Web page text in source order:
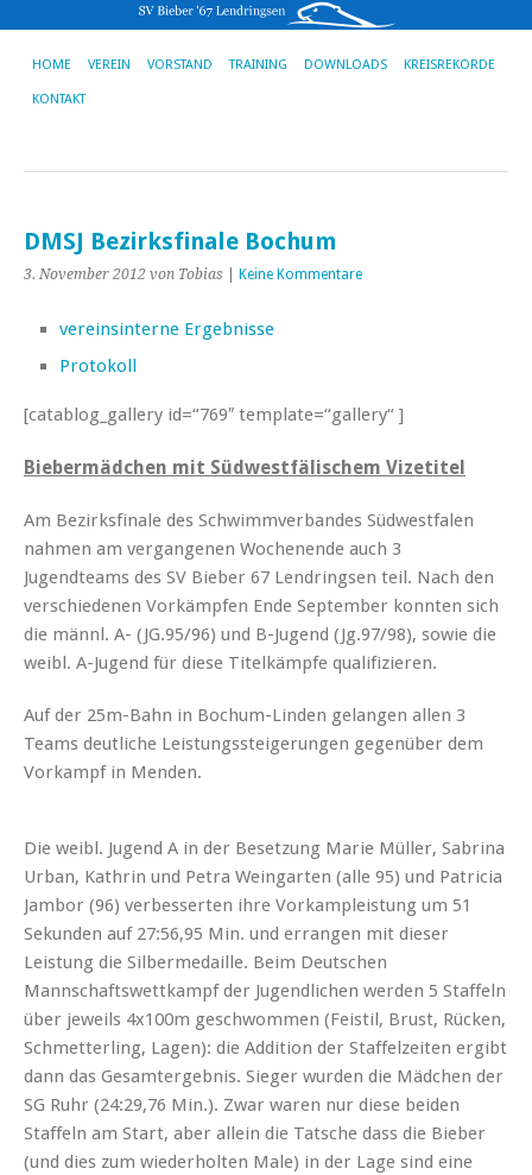
HOME VEREIN VORSTAND TRAINING DOWNLOADS KREISREKORDE
KONTAKT
DMSJ Bezirksfinale Bochum
3. November 2012 von Tobias Keine Kommentare
vereinsinterne Ergebnisse
Protokoll
[catablog_gallery id=“769″ template=“gallery“ ]
Biebermädchen mit Südwestfälischem Vizetitel
Am Bezirksfinale des Schwimmverbandes Südwestfalen
nahmen am vergangenen Wochenende auch 3
Jugendteams des SV Bieber 67 Lendringsen teil. Nach den
verschiedenen Vorkämpfen Ende September konnten sich
die männl. A- (JG.95/96) und B-Jugend (Jg.97/98), sowie die
weibl. A-Jugend für diese Titelkämpfe qualifizieren.
Auf der 25m-Bahn in Bochum-Linden gelangen allen 3
Teams deutliche Leistungssteigerungen gegenüber dem
Vorkampf in Menden.
Die weibl. Jugend A in der Besetzung Marie Müller, Sabrina
Urban, Kathrin und Petra Weingarten (alle 95) und Patricia
Jambor (96) verbesserten ihre Vorkampleistung um 51
Sekunden auf 27:56,95 Min. und errangen mit dieser
Leistung die Silbermedaille. Beim Deutschen
Mannschaftswettkampf der Jugendlichen werden 5 Staffeln
über jeweils 4x100m geschwommen (Feistil, Brust, Rücken,
Schmetterling, Lagen): die Addition der Staffelzeiten ergibt
dann das Gesamtergebnis. Sieger wurden die Mädchen der
SG Ruhr (24:29,76 Min.). Zwar waren nur diese beiden
Staffeln am Start, aber allein die Tatsche dass die Bieber
(und dies zum wiederholten Male) in der Lage sind eine